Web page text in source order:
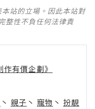
站的立場。因此本站對
整性不負任何法律責
有價企劃》
丶 親子 丶 寵物 丶 扮靚